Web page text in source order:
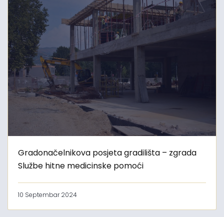
Gradonačelnikova posjeta gradilišta – zgrada
Službe hitne medicinske pomoći
10 Septembar 2024